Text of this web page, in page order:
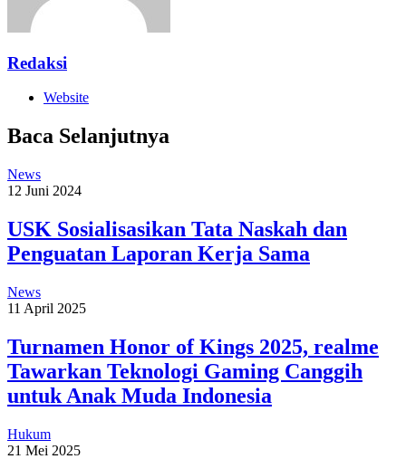
Redaksi
Website
Baca Selanjutnya
News
12 Juni 2024
USK Sosialisasikan Tata Naskah dan
Penguatan Laporan Kerja Sama
News
11 April 2025
Turnamen Honor of Kings 2025, realme
Tawarkan Teknologi Gaming Canggih
untuk Anak Muda Indonesia
Hukum
21 Mei 2025